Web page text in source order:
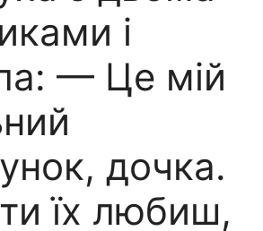
і
— Це мій
дочка.
їх любиш,